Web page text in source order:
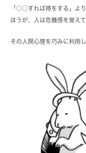
「○○すれば得をする」よ
ほうが、人は危機感を覚え
その人間心理を巧みに利用